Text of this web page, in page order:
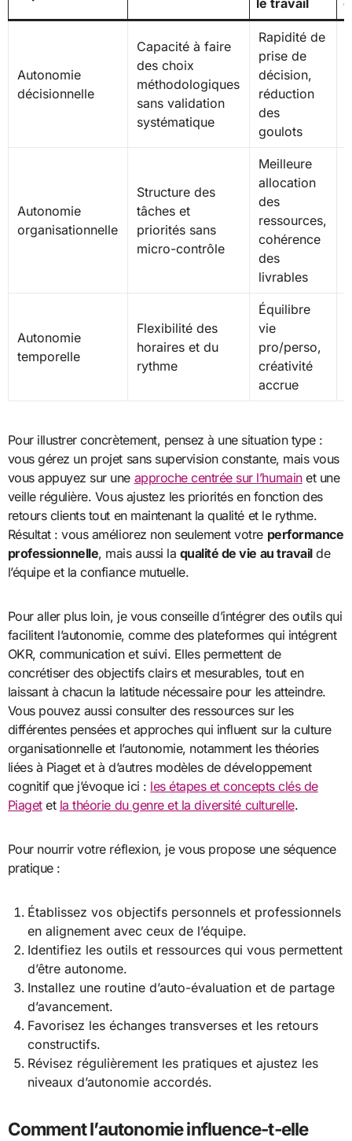
Autonomie
décisionnelle
Capacité à faire
des choix
méthodologiques
sans validation
systématique
Rapidité de
prise de
décision,
réduction
des
goulots
Autonomie
organisationnelle
Structure des
tâches et
priorités sans
micro-contrôle
Meilleure
allocation
des
ressources,
cohérence
des
livrables
Autonomie
temporelle
Flexibilité des
horaires et du
rythme
Équilibre
vie
pro/perso,
créativité
accrue
Pour illustrer concrètement, pensez à une situation type :
vous gérez un projet sans supervision constante, mais vous
vous appuyez sur une approche centrée sur l’humainet une
veille régulière. Vous ajustez les priorités en fonction des
retours clients tout en maintenant la qualité et le rythme.
Résultat : vous améliorez non seulement votre performance
professionnelle, mais aussi la qualité de vie au travailde
l’équipe et la confiance mutuelle.
Pour aller plus loin, je vous conseille d’intégrer des outils qui
facilitent l’autonomie, comme des plateformes qui intégrent
OKR, communication et suivi. Elles permettent de
concrétiser des objectifs clairs et mesurables, tout en
laissant à chacun la latitude nécessaire pour les atteindre.
Vous pouvez aussi consulter des ressources sur les
différentes pensées et approches qui influent sur la culture
organisationnelle et l’autonomie, notamment les théories
liées à Piaget et à d’autres modèles de développement
cognitif que j’évoque ici : les étapes et concepts clés de
Piagetet la théorie du genre et la diversité culturelle.
Pour nourrir votre réflexion, je vous propose une séquence
pratique :
Établissez vos objectifs personnels et professionnels
en alignement avec ceux de l’équipe.
Identifiez les outils et ressources qui vous permettent
d’être autonome.
Installez une routine d’auto-évaluation et de partage
d’avancement.
Favorisez les échanges transverses et les retours
constructifs.
Révisez régulièrement les pratiques et ajustez les
niveaux d’autonomie accordés.
Comment l’autonomie influence-t-elle